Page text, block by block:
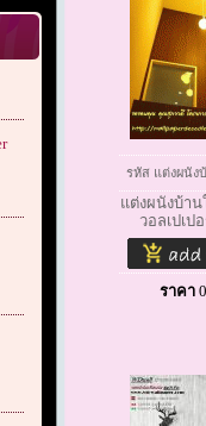
รหัส แต่งผนัง
แต่งผนังบ้าน
วอลเปเป
ราคา 0